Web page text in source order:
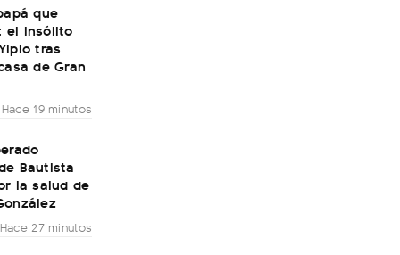
que
el insólito
tras
de Gran
Hace 19 minutos
Bautista
la salud de
Hace 27 minutos